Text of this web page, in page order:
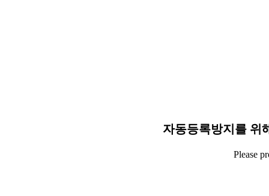
자동등록방지를 위
Please